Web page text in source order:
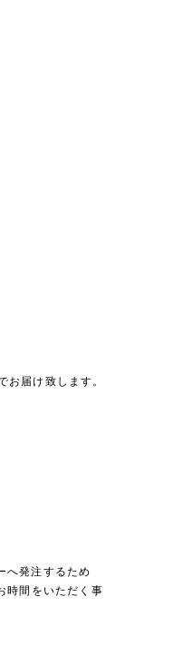
お届け致します。
へ発注するため
時間をいただく事